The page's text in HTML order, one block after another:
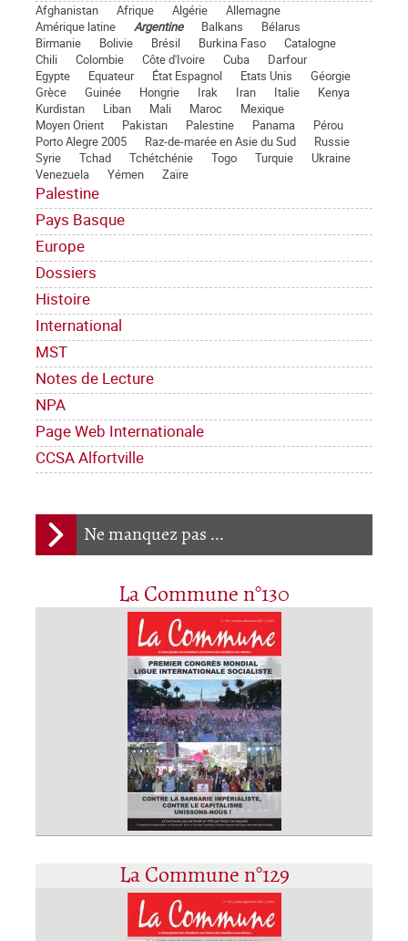
Afghanistan Afrique Algérie
Allemagne
Amérique latine
Argentine Balkans
Bélarus
Birmanie
Bolivie Brésil Burkina Faso
Catalogne
Chili
Colombie Côte d'Ivoire Cuba
Darfour
Egypte
Equateur État Espagnol Etats Unis
Géorgie
Grèce
Guinée Hongrie Irak Iran Italie
Kenya
Kurdistan
Liban Mali Maroc
Mexique
Moyen Orient
Pakistan Palestine Panama
Pérou
Porto Alegre 2005
Raz-de-marée en Asie du Sud
Russie
Syrie
Tchad Tchétchénie Togo Turquie
Ukraine
Venezuela
Yémen Zaïre
Palestine
Pays Basque
Europe
Dossiers
Histoire
International
MST
Notes de Lecture
NPA
Page Web Internationale
CCSA Alfortville
Ne manquez pas ...
La Commune n°130
La Commune n°129